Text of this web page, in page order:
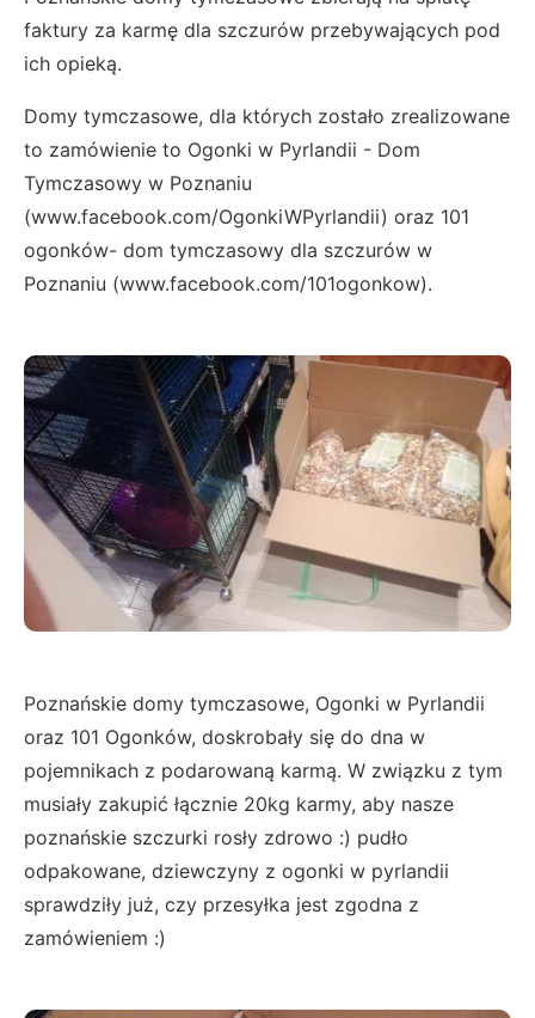
faktury za karmę dla szczurów przebywających pod
ich opieką.
Domy tymczasowe, dla których zostało zrealizowane
to zamówienie to Ogonki w Pyrlandii - Dom
Tymczasowy w Poznaniu
(www.facebook.com/OgonkiWPyrlandii) oraz 101
ogonków- dom tymczasowy dla szczurów w
Poznaniu (www.facebook.com/101ogonkow).
Poznańskie domy tymczasowe, Ogonki w Pyrlandii
oraz 101 Ogonków, doskrobały się do dna w
pojemnikach z podarowaną karmą. W związku z tym
musiały zakupić łącznie 20kg karmy, aby nasze
poznańskie szczurki rosły zdrowo :) pudło
odpakowane, dziewczyny z ogonki w pyrlandii
sprawdziły już, czy przesyłka jest zgodna z
zamówieniem :)